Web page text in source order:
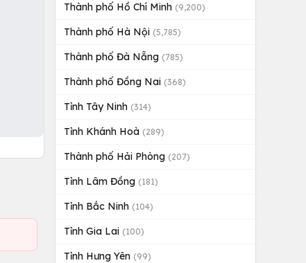
Thành phố Hồ Chí Minh (9,200)
Thành phố Hà Nội (5,785)
Thành phố Đà Nẵng (785)
Thành phố Đồng Nai (368)
Tỉnh Tây Ninh (314)
Tỉnh Khánh Hoà (289)
Thành phố Hải Phòng (207)
Tỉnh Lâm Đồng (181)
Tỉnh Bắc Ninh (104)
Tỉnh Gia Lai (100)
Tỉnh Hưng Yên (99)